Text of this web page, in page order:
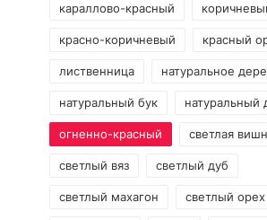
караллово-красный
красно-коричневый красный
лиственница натуральное
натуральный бук натуральный
огненно-красный светлая
светлый вяз светлый дуб
светлый махагон светлый орех